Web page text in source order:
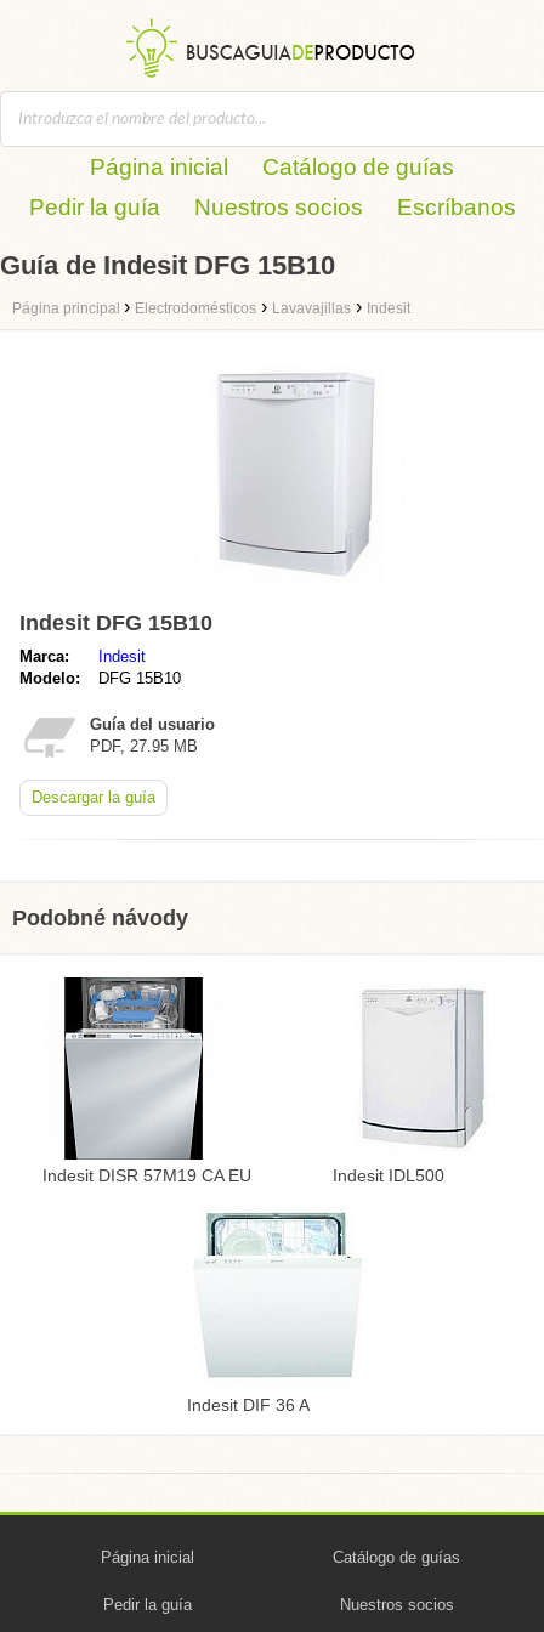
Página inicial
Catálogo de guías
Pedir la guía
Nuestros socios Escríbanos
Guía de Indesit DFG 15B10
Página principal › Electrodomésticos › Lavavajillas › Indesit
Indesit DFG 15B10
Marca:
Indesit
Modelo:
DFG 15B10
Guía del usuario
PDF, 27.95 MB
Descargar la guía
Podobné návody
Indesit DISR 57M19 CA EU Indesit IDL500
Indesit DIF 36 A
Página inicial Catálogo de guías
Pedir la guía Nuestros socios